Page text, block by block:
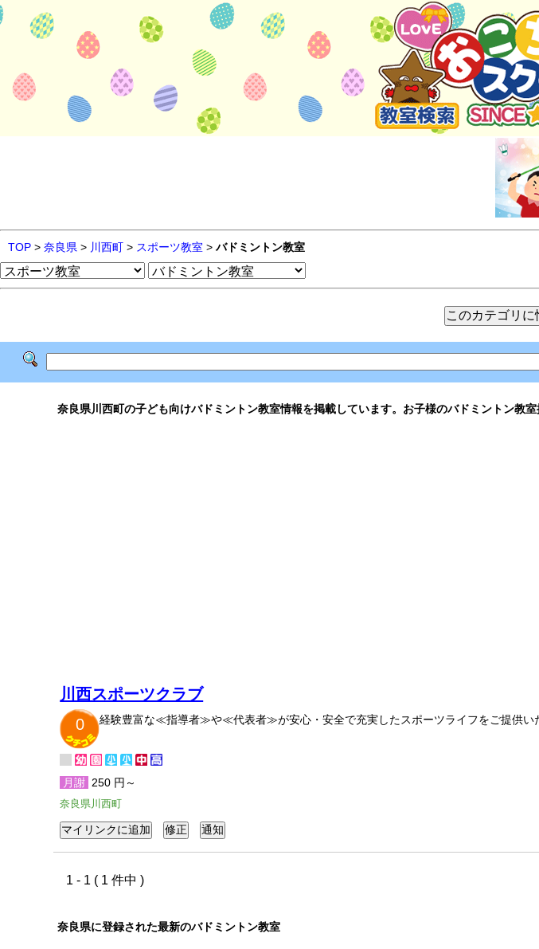
TOP > 奈良県 > 川西町 > スポーツ教室 > バドミントン教室
奈良県川西町の子ども向けバドミントン教室情報を掲載しています。お子様のバドミントン教室
川西スポーツクラブ
0
経験豊富な≪指導者≫や≪代表者≫が安心・安全で充実したスポーツライフをご提供い
月謝 250 円～
奈良県川西町
1 - 1 ( 1 件中 )
奈良県に登録された最新のバドミントン教室